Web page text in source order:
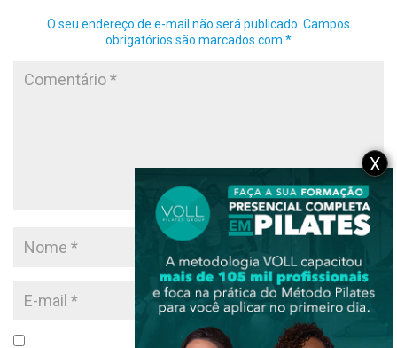
O seu endereço de e-mail não será publicado. Campos
obrigatórios são marcados com *
X